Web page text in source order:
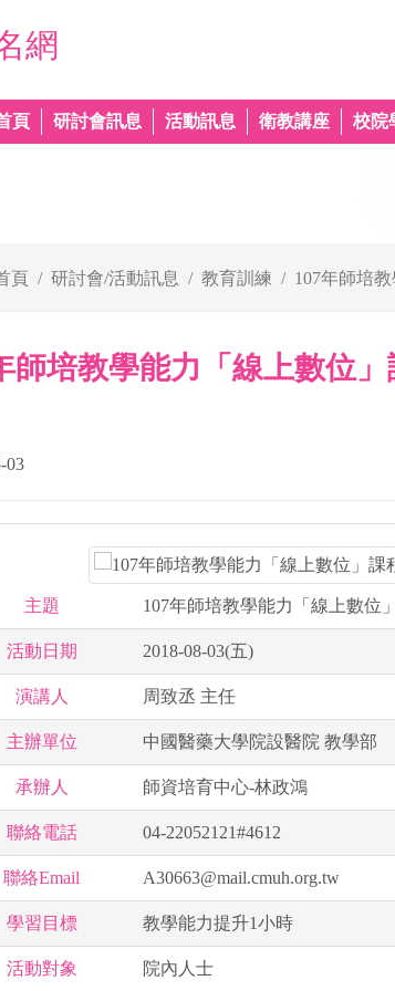
網
頁 研討會訊息 活動訊息 衛教講座 校院
頁 研討會/活動訊息 教育訓練 107年師培
師培教學能力「線上數位
03
主題 107年師培教學能力「線上數位
活動日期 2018-08-03(五)
演講人 周致丞 主任
主辦單位 中國醫藥大學院設醫院 教學部
承辦人 師資培育中心-林政鴻
聯絡電話 04-22052121#4612
聯絡Email A30663@mail.cmuh.org.tw
學習目標 教學能力提升1小時
活動對象 院內人士